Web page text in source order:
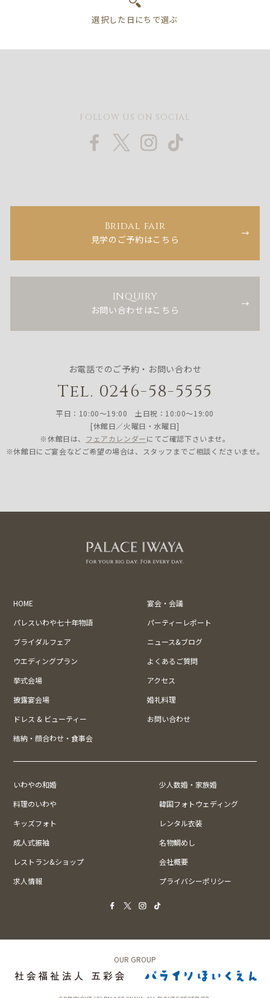
FOLLOW US ON SOCIAL
Bridal fair
見学のご予約はこちら
INQUIRY
お問い合わせはこちら
お電話でのご予約・お問い合わせ
Tel. 0246-58-5555
平日：10:00〜19:00 土日祝：10:00〜19:00
[休館日／火曜日・水曜日]
※休館日は、 フェアカレンダーにてご確認下さいませ。
※休館日にご宴会などご希望の場合は、スタッフまでご相談くださいませ。
HOME
宴会・会議
パレスいわや七十年物語
パーティーレポート
ブライダルフェア
ニュース&ブログ
ウエディングプラン
よくあるご質問
挙式会場
アクセス
披露宴会場
婚礼料理
ドレス & ビューティー
お問い合わせ
結納・顔合わせ・食事会
いわやの和婚
少人数婚・家族婚
料理のいわや
韓国フォトウェディング
キッズフォト
レンタル衣装
成人式振袖
名物鯛めし
レストラン&ショップ
会社概要
求人情報
プライバシーポリシー
OUR GROUP